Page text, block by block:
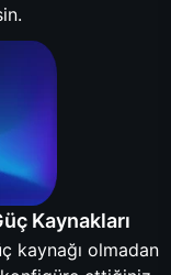
Kaynakları
kaynağı olmadan